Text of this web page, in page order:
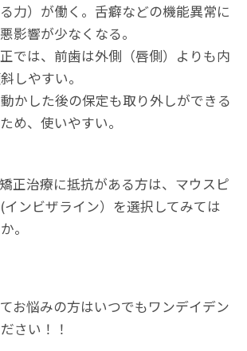
力）が働く。舌癖などの機能異常に
影響が少なくなる。
では、前歯は外側（唇側）よりも内
しやすい。
かした後の保定も取り外しができる
め、使いやすい。
正治療に抵抗がある方は、マウスピ
ンビザライン）を選択してみては
。
お悩みの方はいつでもワンデイデン
さい！！